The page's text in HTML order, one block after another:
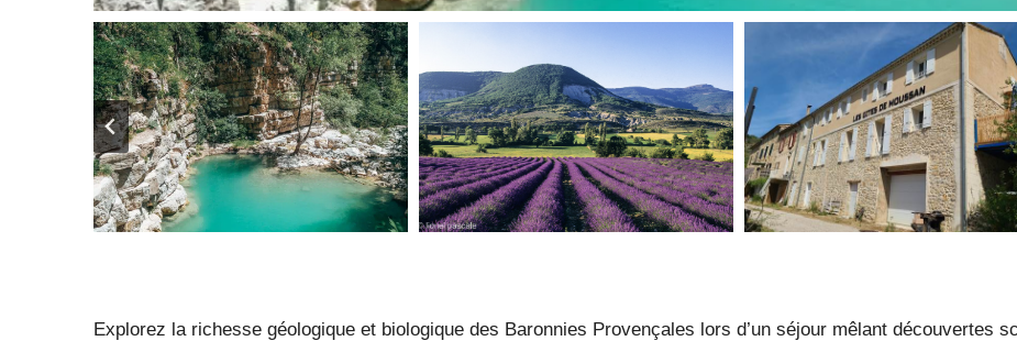
Explorez la richesse géologique et biologique des Baronnies Provençales lors d’un séjour mêlant découvertes